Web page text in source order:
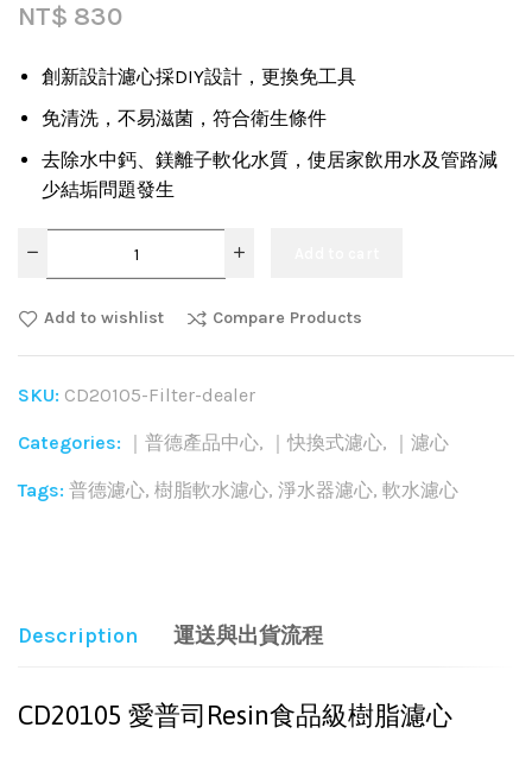
NT$ 830
創新設計濾心採DIY設計，更換免工具
免清洗，不易滋菌，符合衛生條件
去除水中鈣、鎂離子軟化水質，使居家飲用水及管路減
少結垢問題發生
Add to wishlist Compare Products
SKU: CD20105-Filter-dealer
Categories: ｜普德產品中心, ｜快換式濾心, ｜濾心
Tags: 普德濾心, 樹脂軟水濾心, 淨水器濾心, 軟水濾心
Description 運送與出貨流程
CD20105 愛普司Resin食品級樹脂濾心